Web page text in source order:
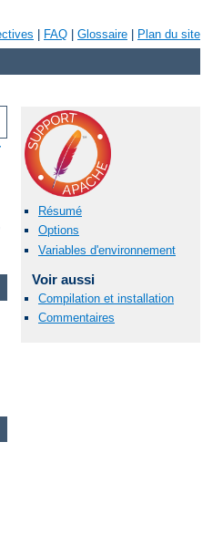
FAQ Glossaire Plan du site
Résumé
Options
Variables d'environnement
Voir aussi
Compilation et installation
Commentaires